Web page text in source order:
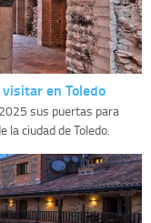
en Toledo
sus puertas para
ciudad de Toledo.